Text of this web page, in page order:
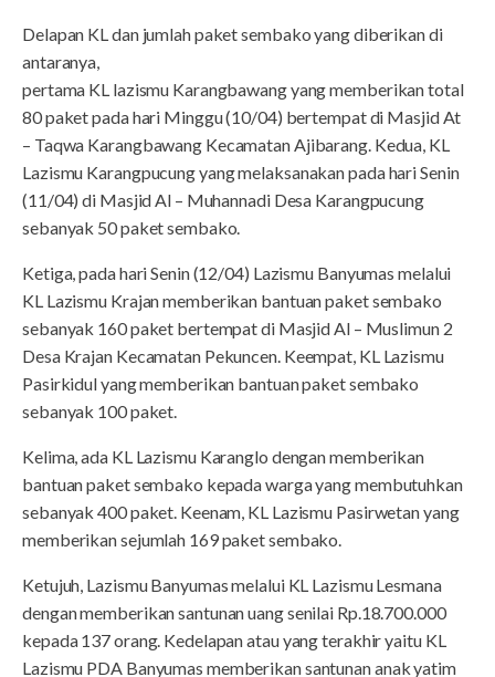
Delapan KL dan jumlah paket sembako yang diberikan di
antaranya,
pertama KL lazismu Karangbawang yang memberikan total
80 paket pada hari Minggu (10/04) bertempat di Masjid At
– Taqwa Karangbawang Kecamatan Ajibarang. Kedua, KL
Lazismu Karangpucung yang melaksanakan pada hari Senin
(11/04) di Masjid Al – Muhannadi Desa Karangpucung
sebanyak 50 paket sembako.
Ketiga, pada hari Senin (12/04) Lazismu Banyumas melalui
KL Lazismu Krajan memberikan bantuan paket sembako
sebanyak 160 paket bertempat di Masjid Al – Muslimun 2
Desa Krajan Kecamatan Pekuncen. Keempat, KL Lazismu
Pasirkidul yang memberikan bantuan paket sembako
sebanyak 100 paket.
Kelima, ada KL Lazismu Karanglo dengan memberikan
bantuan paket sembako kepada warga yang membutuhkan
sebanyak 400 paket. Keenam, KL Lazismu Pasirwetan yang
memberikan sejumlah 169 paket sembako.
Ketujuh, Lazismu Banyumas melalui KL Lazismu Lesmana
dengan memberikan santunan uang senilai Rp.18.700.000
kepada 137 orang. Kedelapan atau yang terakhir yaitu KL
Lazismu PDA Banyumas memberikan santunan anak yatim